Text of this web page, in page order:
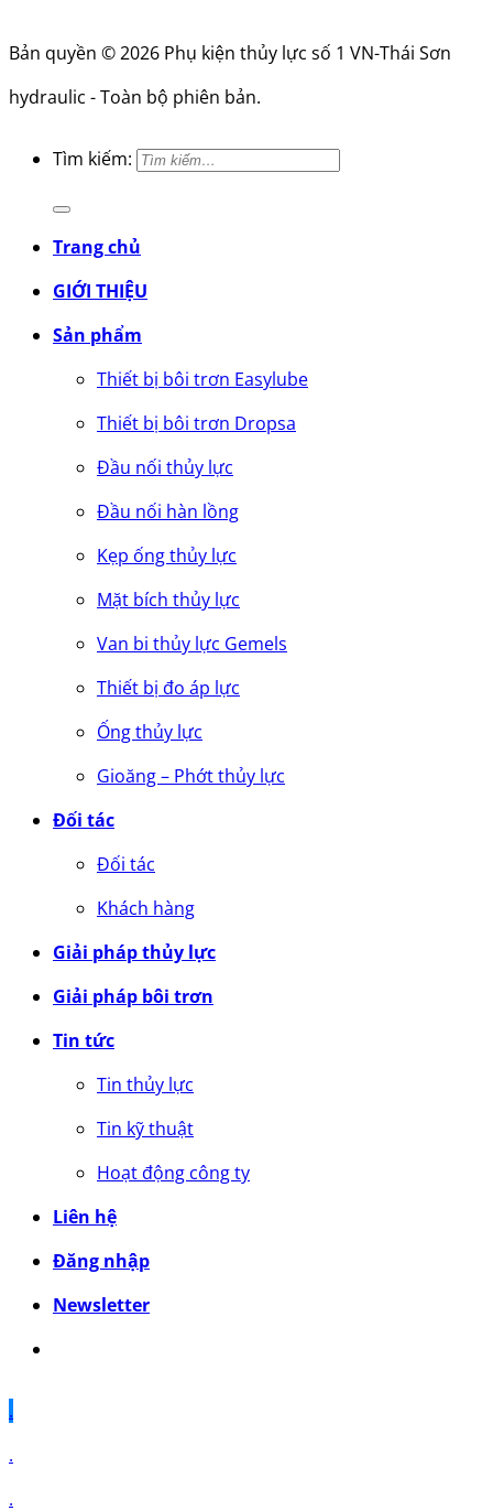
Bản quyền © 2026 Phụ kiện thủy lực số 1 VN-Thái Sơn
hydraulic - Toàn bộ phiên bản.
Tìm kiếm:
Trang chủ
GIỚI THIỆU
Sản phẩm
Thiết bị bôi trơn Easylube
Thiết bị bôi trơn Dropsa
Đầu nối thủy lực
Đầu nối hàn lồng
Kẹp ống thủy lực
Mặt bích thủy lực
Van bi thủy lực Gemels
Thiết bị đo áp lực
Ống thủy lực
Gioăng – Phớt thủy lực
Đối tác
Đối tác
Khách hàng
Giải pháp thủy lực
Giải pháp bôi trơn
Tin tức
Tin thủy lực
Tin kỹ thuật
Hoạt động công ty
Liên hệ
Đăng nhập
Newsletter
.
.
.